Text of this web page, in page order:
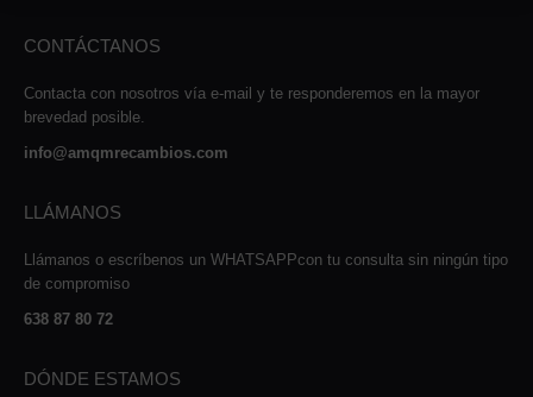
CONTÁCTANOS
Contacta con nosotros vía e-mail y te responderemos en la mayor
brevedad posible.
info@amqmrecambios.com
LLÁMANOS
Llámanos o escríbenos un WHATSAPPcon tu consulta sin ningún tipo
de compromiso
638 87 80 72
DÓNDE ESTAMOS